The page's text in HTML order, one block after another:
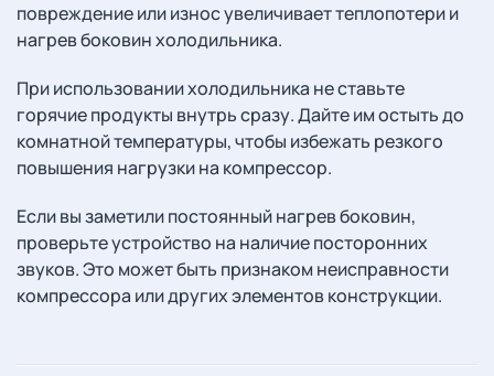
повреждение или износ увеличивает теплопотери и
нагрев боковин холодильника.
При использовании холодильника не ставьте
горячие продукты внутрь сразу. Дайте им остыть до
комнатной температуры, чтобы избежать резкого
повышения нагрузки на компрессор.
Если вы заметили постоянный нагрев боковин,
проверьте устройство на наличие посторонних
звуков. Это может быть признаком неисправности
компрессора или других элементов конструкции.